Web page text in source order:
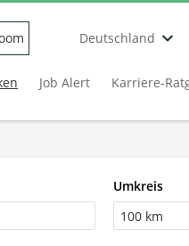
Deutschland
Job Alert Karriere-
Umkreis
100 km